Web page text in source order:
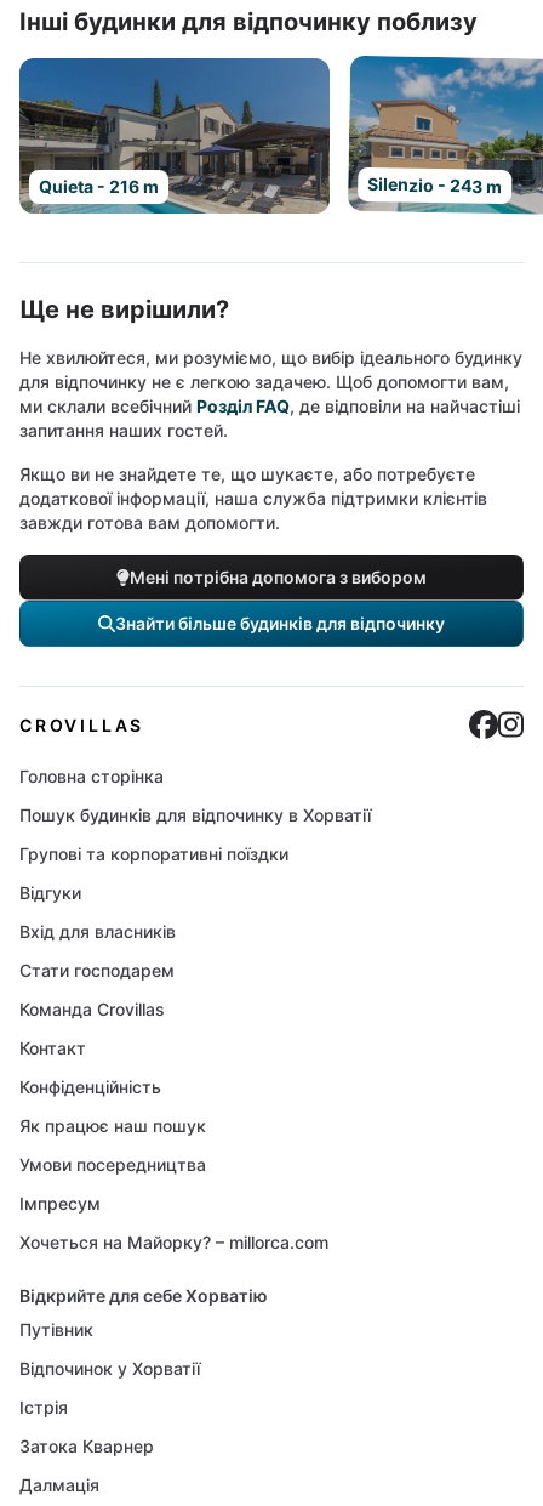
Інші будинки для відпочинку поблизу
Quieta - 216 m Silenzio - 243 m
Ще не вирішили?
Не хвилюйтеся, ми розуміємо, що вибір ідеального будинку
для відпочинку не є легкою задачею. Щоб допомогти вам,
ми склали всебічний Розділ FAQ, де відповіли на найчастіші
запитання наших гостей.
Якщо ви не знайдете те, що шукаєте, або потребуєте
додаткової інформації, наша служба підтримки клієнтів
завжди готова вам допомогти.
Мені потрібна допомога з вибором
Знайти більше будинків для відпочинку
CROVILLAS
Головна сторінка
Пошук будинків для відпочинку в Хорватії
Групові та корпоративні поїздки
Відгуки
Вхід для власників
Стати господарем
Команда Crovillas
Контакт
Конфіденційність
Як працює наш пошук
Умови посередництва
Імпресум
Хочеться на Майорку? – millorca.com
Відкрийте для себе Хорватію
Путівник
Відпочинок у Хорватії
Істрія
Затока Кварнер
Далмація